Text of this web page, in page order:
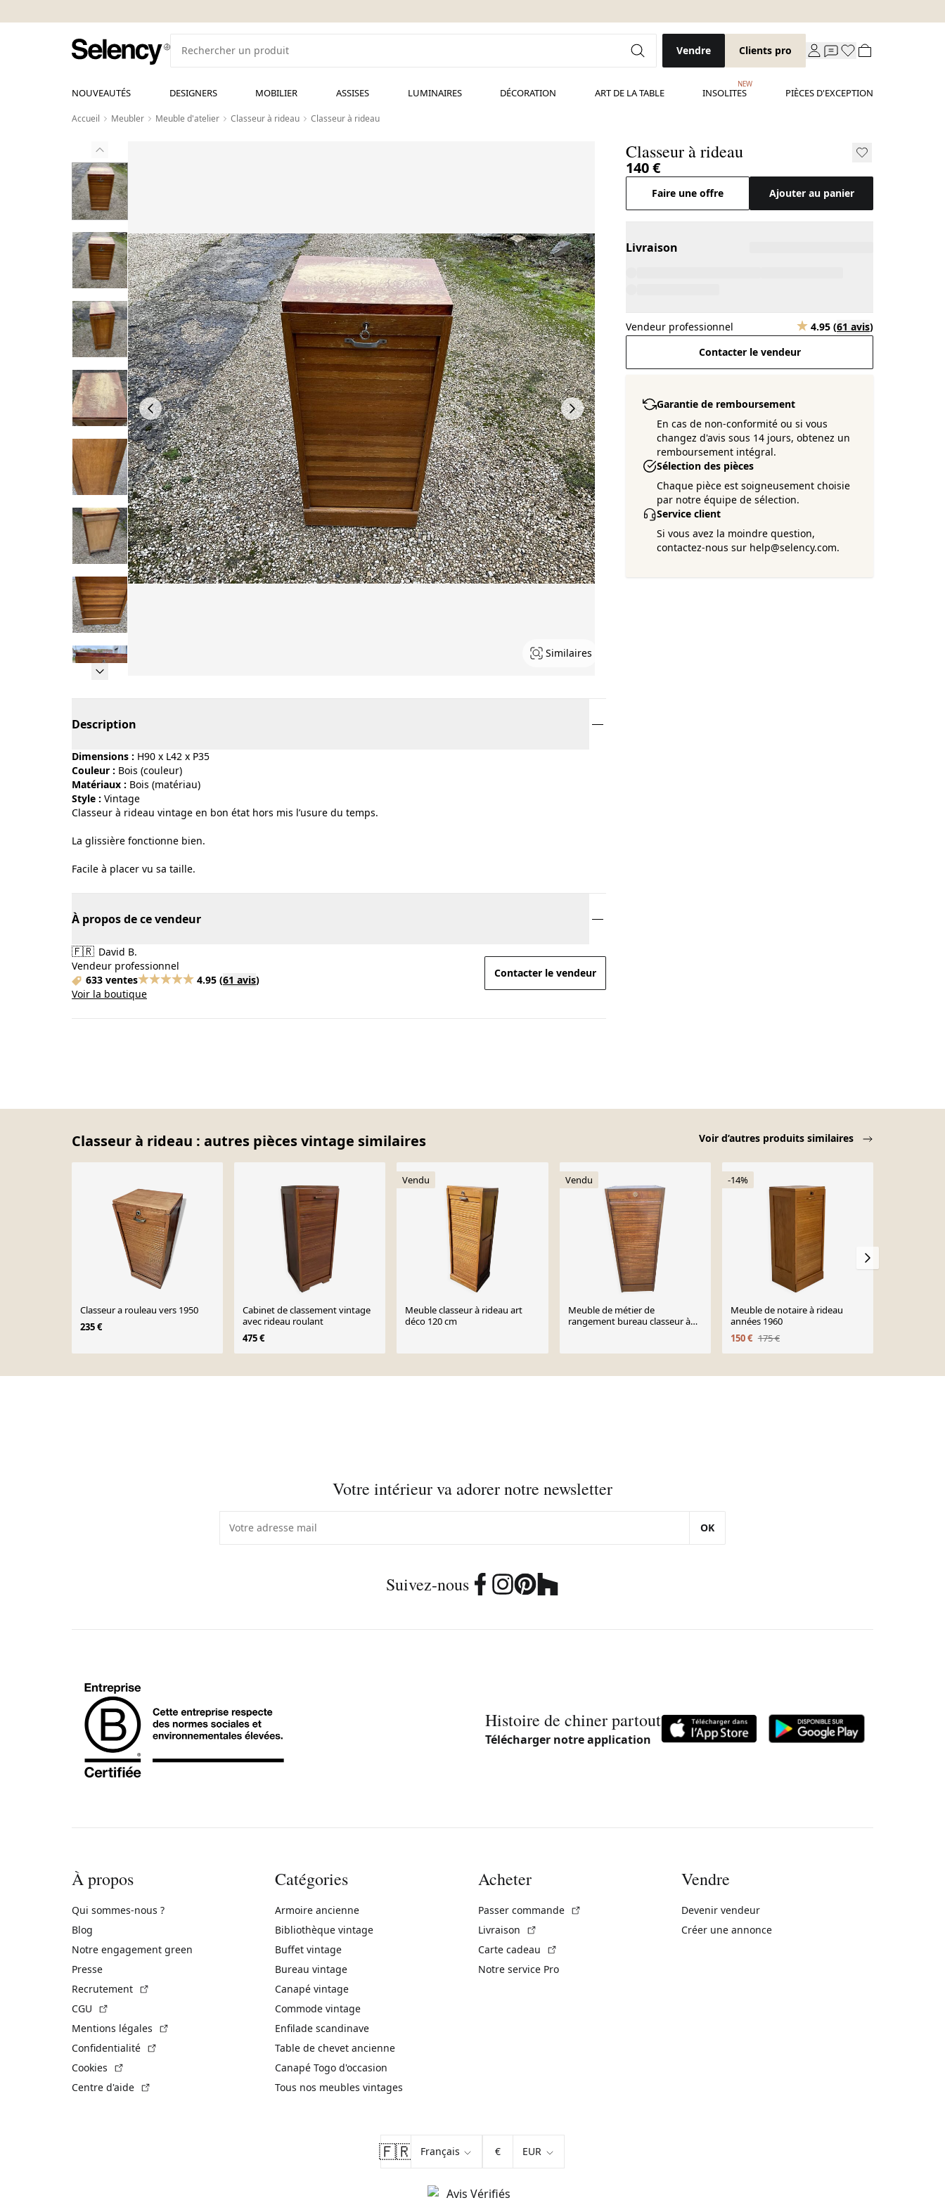
Vendre Clients pro
NOUVEAUTÉS DESIGNERS MOBILIER ASSISES LUMINAIRES DÉCORATION ART DE LA TABLE INSOLITES
NEW
PIÈCES D'EXCEPTION
Accueil Meubler Meuble d'atelier Classeur à rideau Classeur à rideau
Similaires
Classeur à rideau
140 €
Faire une offre Ajouter au panier
Livraison
Vendeur professionnel 4.95 (61 avis)
Contacter le vendeur
Garantie de remboursement
En cas de non-conformité ou si vous
changez d'avis sous 14 jours, obtenez un
remboursement intégral.
Sélection des pièces
Chaque pièce est soigneusement choisie
par notre équipe de sélection.
Service client
Si vous avez la moindre question,
contactez-nous sur help@selency.com.
Description
Dimensions : H90 x L42 x P35
Couleur :
bois (couleur)
Matériaux :
bois (matériau)
Style :
vintage
Classeur à rideau vintage en bon état hors mis l’usure du temps.
La glissière fonctionne bien.
Facile à placer vu sa taille.
À propos de ce vendeur
🇫🇷 David B.
Vendeur professionnel
633 ventes
4.95 (61 avis)
Voir la boutique
Contacter le vendeur
Classeur à rideau : autres pièces vintage similaires Voir d’autres produits similaires
Classeur a rouleau vers 1950
235 €
Cabinet de classement vintage
avec rideau roulant
475 €
Vendu
Meuble classeur à rideau art
déco 120 cm
Vendu
Meuble de métier de
rangement bureau classeur à
-14%
Meuble de notaire à rideau
années 1960
150 € 175 €
Votre intérieur va adorer notre newsletter
OK
Suivez-nous
Histoire de chiner partout
Télécharger notre application
À propos
Qui sommes-nous ?
Blog
Notre engagement green
Presse
Recrutement
CGU
Mentions légales
Confidentialité
Cookies
Centre d'aide
Catégories
Armoire ancienne
Bibliothèque vintage
Buffet vintage
Bureau vintage
Canapé vintage
Commode vintage
Enfilade scandinave
Table de chevet ancienne
Canapé Togo d'occasion
Tous nos meubles vintages
Acheter
Passer commande
Livraison
Carte cadeau
Notre service Pro
Vendre
Devenir vendeur
Créer une annonce
🇫🇷 €